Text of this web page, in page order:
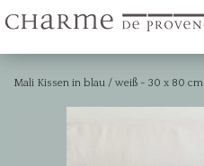
Mali Kissen in blau / weiß - 30 x 80 cm